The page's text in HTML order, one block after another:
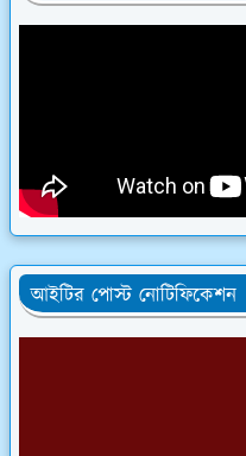
আইটির পোস্ট নোটিফিকেশন